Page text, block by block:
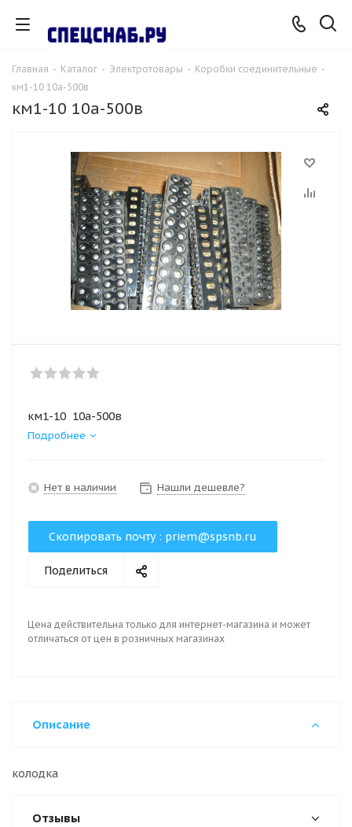
Главная - Каталог - Электротовары - Коробки соединительные -
км1-10 10а-500в
км1-10 10а-500в
км1-10 10а-500в
Подробнее
Нет в наличии Нашли дешевле?
Скопировать почту : priem@spsnb.ru
Поделиться
Цена действительна только для интернет-магазина и может
отличаться от цен в розничных магазинах
Описание
колодка
Отзывы